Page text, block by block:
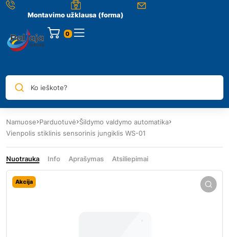
Montavimo užklausa (forma)
0
Ko ieškote?
Namuose Parduotuvė Šildymo valdymo automatika
Vienpolis stiklinis sensorinis jungiklis WS-01
Nuotrauka Info Aprašymas Atsiliepimai
Akcija